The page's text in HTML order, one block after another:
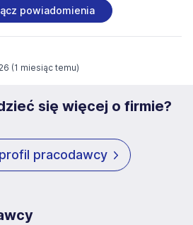
09 lub pisemnie na adres
klauzula-informacyjna.html
aplikacyjnych (w tym
przyszłych rekrutacji przez okres
dobrowolna i może być w każdym
powiadomienia
(1 miesiąc temu)
się więcej o firmie?
pracodawcy